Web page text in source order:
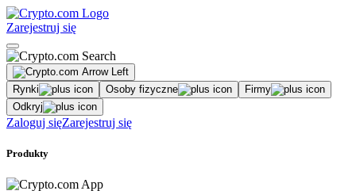
Zarejestruj się
Rynki Osoby fizyczne
Firmy
Odkryj
Zaloguj sięZarejestruj się
Produkty